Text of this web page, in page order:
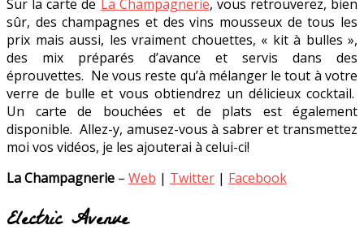
Sur la carte de La Champagnerie, vous retrouverez, bien
sûr, des champagnes et des vins mousseux de tous les
prix mais aussi, les vraiment chouettes, « kit à bulles »,
des mix préparés d’avance et servis dans des
éprouvettes. Ne vous reste qu’à mélanger le tout à votre
verre de bulle et vous obtiendrez un délicieux cocktail.
Un carte de bouchées et de plats est également
disponible. Allez-y, amusez-vous à sabrer et transmettez
moi vos vidéos, je les ajouterai à celui-ci!
La Champagnerie – Web | Twitter | Facebook
Electric Avenue